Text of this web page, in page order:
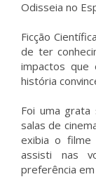
Odisseia no
Ficção
de ter
impactos que
história
Foi uma grata
salas de
exibia o filme
assisti nas
preferência